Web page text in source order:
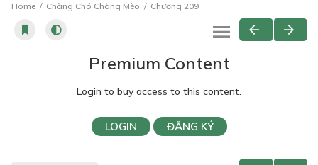
Home Chàng Chó Chàng Mèo Chương 209
Premium Content
Login to buy access to this content.
LOGIN ĐĂNG KÝ